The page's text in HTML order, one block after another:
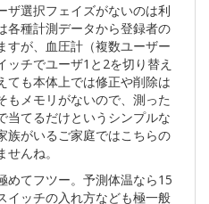
ザ選択フェイズがないのは利
各種計測データから登録者の
すが、血圧計（複数ユーザー
チでユーザ1と2を切り替え
ても本体上では修正や削除は
もメモリがないので、測った
当てるだけというシンプルな
族がいるご家庭ではこちらの
んね。
めてフツー。予測体温なら15
イッチの入れ方なども極一般